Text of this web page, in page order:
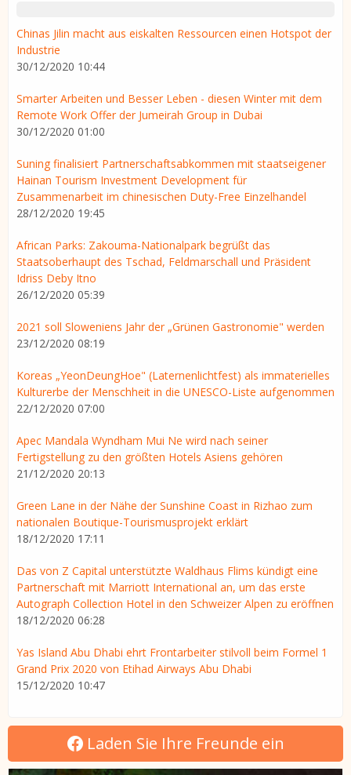
Chinas Jilin macht aus eiskalten Ressourcen einen Hotspot der
Industrie
30/12/2020 10:44
Smarter Arbeiten und Besser Leben - diesen Winter mit dem
Remote Work Offer der Jumeirah Group in Dubai
30/12/2020 01:00
Suning finalisiert Partnerschaftsabkommen mit staatseigener
Hainan Tourism Investment Development für
Zusammenarbeit im chinesischen Duty-Free Einzelhandel
28/12/2020 19:45
African Parks: Zakouma-Nationalpark begrüßt das
Staatsoberhaupt des Tschad, Feldmarschall und Präsident
Idriss Deby Itno
26/12/2020 05:39
2021 soll Sloweniens Jahr der „Grünen Gastronomie" werden
23/12/2020 08:19
Koreas „YeonDeungHoe" (Laternenlichtfest) als immaterielles
Kulturerbe der Menschheit in die UNESCO-Liste aufgenommen
22/12/2020 07:00
Apec Mandala Wyndham Mui Ne wird nach seiner
Fertigstellung zu den größten Hotels Asiens gehören
21/12/2020 20:13
Green Lane in der Nähe der Sunshine Coast in Rizhao zum
nationalen Boutique-Tourismusprojekt erklärt
18/12/2020 17:11
Das von Z Capital unterstützte Waldhaus Flims kündigt eine
Partnerschaft mit Marriott International an, um das erste
Autograph Collection Hotel in den Schweizer Alpen zu eröffnen
18/12/2020 06:28
Yas Island Abu Dhabi ehrt Frontarbeiter stilvoll beim Formel 1
Grand Prix 2020 von Etihad Airways Abu Dhabi
15/12/2020 10:47
Laden Sie Ihre Freunde ein